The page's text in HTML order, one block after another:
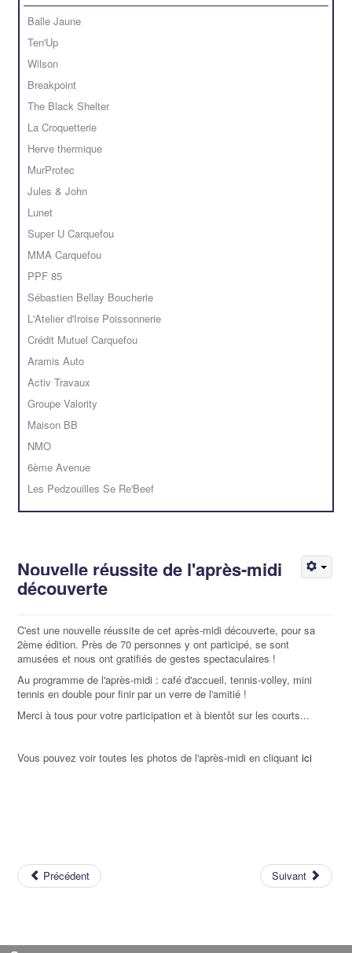
Balle Jaune
Ten'Up
Wilson
Breakpoint
The Black Shelter
La Croquetterie
Herve thermique
MurProtec
Jules & John
Lunet
Super U Carquefou
MMA Carquefou
PPF 85
Sébastien Bellay Boucherie
L'Atelier d'Iroise Poissonnerie
Crédit Mutuel Carquefou
Aramis Auto
Activ Travaux
Groupe Valority
Maison BB
NMO
6ème Avenue
Les Pedzouilles Se Re'Beef
Nouvelle réussite de l'après-midi
découverte
C'est une nouvelle réussite de cet après-midi découverte, pour sa
2ème édition. Près de 70 personnes y ont participé, se sont
amusées et nous ont gratifiés de gestes spectaculaires !
Au programme de l'après-midi : café d'accueil, tennis-volley, mini
tennis en double pour finir par un verre de l'amitié !
Merci à tous pour votre participation et à bientôt sur les courts...
Vous pouvez voir toutes les photos de l'après-midi en cliquant ici
Précédent Suivant